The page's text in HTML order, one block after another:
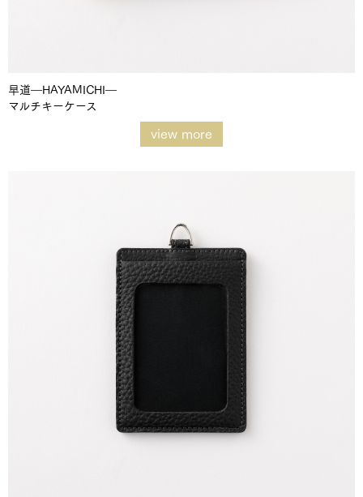
早道―HAYAMICHI―
マルチキーケース
view more